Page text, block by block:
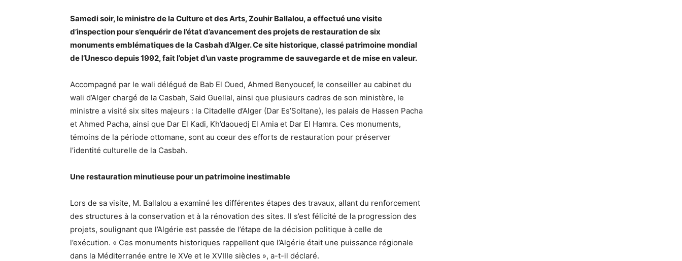
Samedi soir, le ministre de la Culture et des Arts, Zouhir Ballalou, a effectué une visite
d’inspection pour s’enquérir de l’état d’avancement des projets de restauration de six
monuments emblématiques de la Casbah d’Alger. Ce site historique, classé patrimoine mondial
de l’Unesco depuis 1992, fait l’objet d’un vaste programme de sauvegarde et de mise en valeur.
Accompagné par le wali délégué de Bab El Oued, Ahmed Benyoucef, le conseiller au cabinet du
wali d’Alger chargé de la Casbah, Said Guellal, ainsi que plusieurs cadres de son ministère, le
ministre a visité six sites majeurs : la Citadelle d’Alger (Dar Es’Soltane), les palais de Hassen Pacha
et Ahmed Pacha, ainsi que Dar El Kadi, Kh’daouedj El Amia et Dar El Hamra. Ces monuments,
témoins de la période ottomane, sont au cœur des efforts de restauration pour préserver
l’identité culturelle de la Casbah.
Une restauration minutieuse pour un patrimoine inestimable
Lors de sa visite, M. Ballalou a examiné les différentes étapes des travaux, allant du renforcement
des structures à la conservation et à la rénovation des sites. Il s’est félicité de la progression des
projets, soulignant que l’Algérie est passée de l’étape de la décision politique à celle de
l’exécution. « Ces monuments historiques rappellent que l’Algérie était une puissance régionale
dans la Méditerranée entre le XVe et le XVIIIe siècles », a-t-il déclaré.